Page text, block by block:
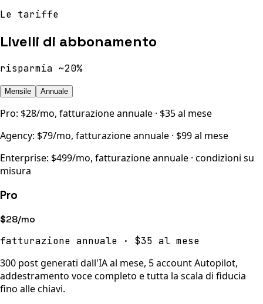
Le tariffe
Livelli di abbonamento
risparmia ~20%
Mensile Annuale
Pro: $28/mo, fatturazione annuale · $35 al mese
Agency: $79/mo, fatturazione annuale · $99 al mese
Enterprise: $499/mo, fatturazione annuale · condizioni su
misura
Pro
$28/mo
fatturazione annuale · $35 al mese
300 post generati dall'IA al mese, 5 account Autopilot,
addestramento voce completo e tutta la scala di fiducia
fino alle chiavi.